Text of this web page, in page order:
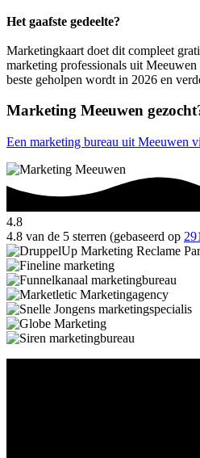
Het gaafste gedeelte?
Marketingkaart doet dit compleet
marketing professionals uit Meeuwen
beste geholpen wordt in 2026 en
Marketing Meeuwen
Een marketing bureau uit Meeuwen
4.8
4.8 van de 5 sterren (gebaseerd op